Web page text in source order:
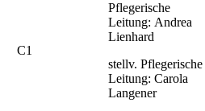
C1
Pflegerische
Leitung: Andrea
Lienhard
stellv. Pflegerische
Leitung: Carola
Langener